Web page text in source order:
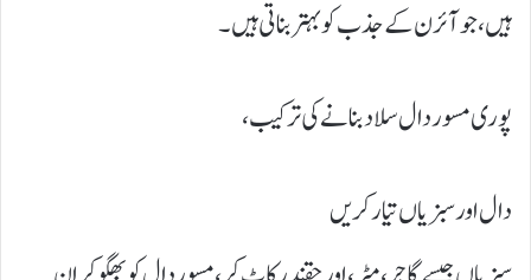
ہیں، جو آئرن کے جذب کو بہتر بناتی ہیں۔
پوری مسور دال سلاد بنانے کی ترکیب،
دال اور سبزیاں تیار کریں